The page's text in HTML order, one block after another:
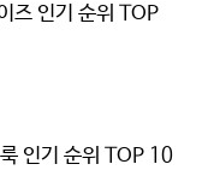
즈 인기 순위 TOP
인기 순위 TOP 10